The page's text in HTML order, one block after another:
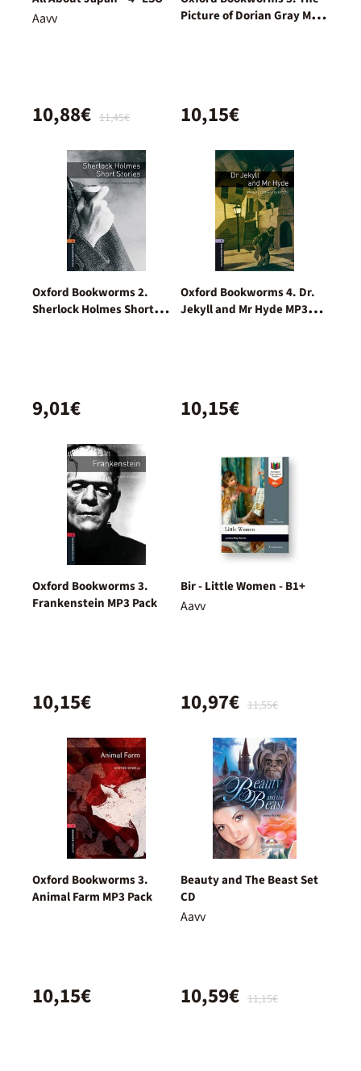
Aavv
11,45€
10,88€
Picture of Dorian Gray MP3
10,15€
Oxford Bookworms 2.
Sherlock Holmes Short
9,01€
Oxford Bookworms 4. Dr.
Jekyll and Mr Hyde MP3
10,15€
Oxford Bookworms 3.
Frankenstein MP3 Pack
10,15€
Bir - Little Women - B1+
Aavv
11,55€
10,97€
Oxford Bookworms 3.
Animal Farm MP3 Pack
10,15€
Beauty and The Beast Set
CD
Aavv
11,15€
10,59€